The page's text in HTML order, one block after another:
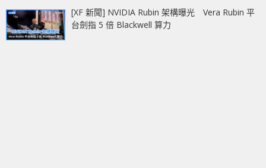
[XF 新聞] NVIDIA Rubin 架構曝光 Vera Rubin 平
台劍指 5 倍 Blackwell 算力